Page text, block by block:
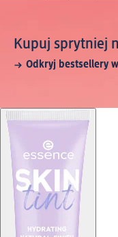
Kupuj sprytniej
Odkryj bestsellery